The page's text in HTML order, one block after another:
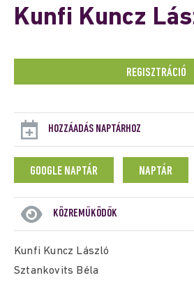
Kunfi Kuncz
REGISZTRÁCIÓ
HOZZÁADÁS NAPTÁRHOZ
GOOGLE NAPTÁR NAPTÁR
KÖZREMŰKÖDŐK
Kunfi Kuncz László
Sztankovits Béla